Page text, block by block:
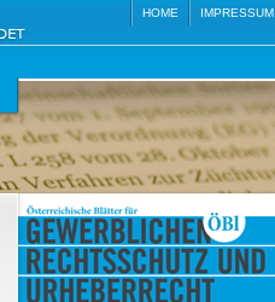
HOME IMPRESSUM